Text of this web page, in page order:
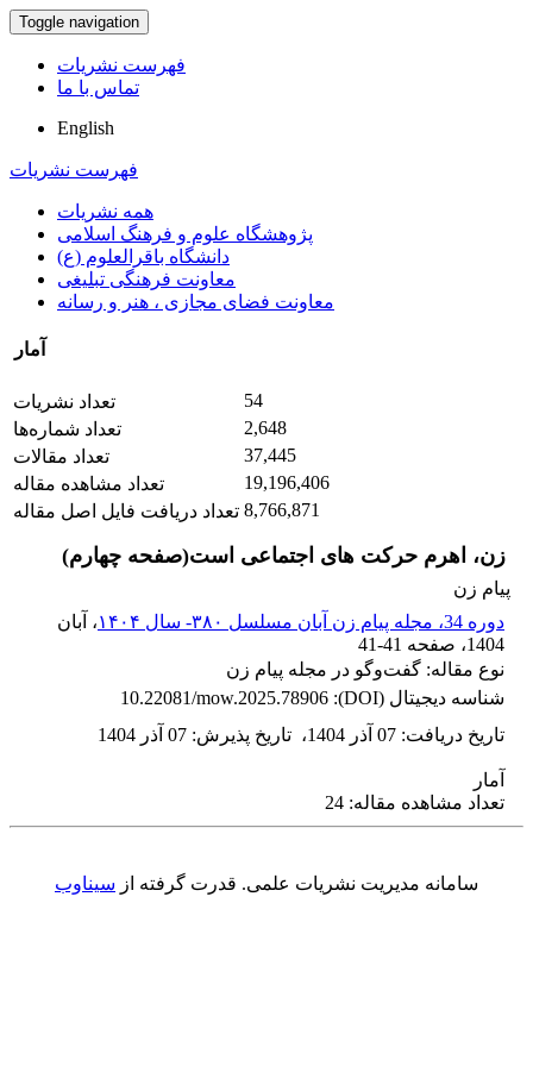
Toggle navigation
فهرست نشریات
تماس با ما
English
فهرست نشریات
همه نشریات
پژوهشگاه علوم و فرهنگ اسلامی
دانشگاه باقرالعلوم (ع)
معاونت فرهنگی تبلیغی
معاونت فضای مجازی ، هنر و رسانه
آمار
تعداد نشریات
54
تعداد شماره‌ها
2,648
تعداد مقالات
37,445
تعداد مشاهده مقاله
19,196,406
تعداد دریافت فایل اصل مقاله 8,766,871
زن، اهرم حرکت های اجتماعی است(صفحه چهارم)
پیام زن
دوره 34، مجله پیام زن آبان مسلسل ۳۸۰- سال ۱۴۰۴
، آبان
1404، صفحه 41-41
نوع مقاله: گفت‌وگو در مجله پیام زن
شناسه دیجیتال (DOI):
10.22081/mow.2025.78906
تاریخ دریافت: 07 آذر 1404 ، تاریخ پذیرش: 07 آذر 1404
آمار
تعداد مشاهده مقاله: 24
سامانه مدیریت نشریات علمی. قدرت گرفته از سیناوب